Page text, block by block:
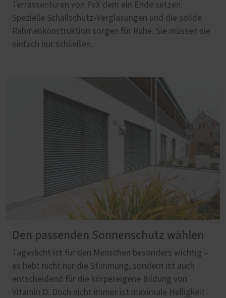
Terrassentüren von PaX dem ein Ende setzen.
Spezielle Schallschutz-Verglasungen und die solide
Rahmenkonstruktion sorgen für Ruhe. Sie müssen sie
einfach nur schließen.
Den passenden Sonnenschutz wählen
Tageslicht ist für den Menschen besonders wichtig –
es hebt nicht nur die Stimmung, sondern ist auch
entscheidend für die körpereigene Bildung von
Vitamin D. Doch nicht immer ist maximale Helligkeit